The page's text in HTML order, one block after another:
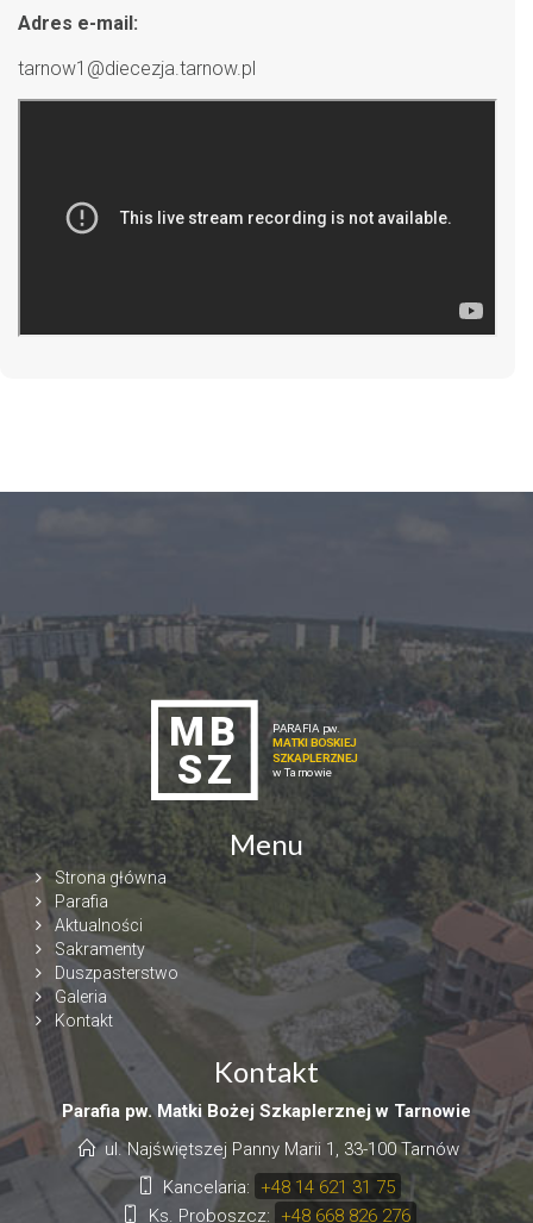
Adres e-mail:
tarnow1@diecezja.tarnow.pl
Menu
Strona główna
Parafia
Aktualności
Sakramenty
Duszpasterstwo
Galeria
Kontakt
Kontakt
Parafia pw. Matki Bożej Szkaplerznej w Tarnowie
ul. Najświętszej Panny Marii 1, 33-100 Tarnów
Kancelaria:
+48 14 621 31 75
Ks. Proboszcz:
+48 668 826 276